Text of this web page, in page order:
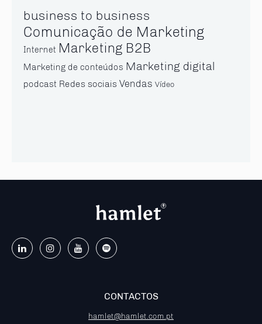
business to business
Comunicação de Marketing
Internet Marketing B2B
Marketing de conteúdos Marketing digital
podcast Redes sociais Vendas Vídeo
CONTACTOS
hamlet@hamlet.com.pt